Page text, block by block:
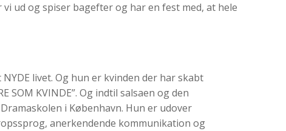
ud og spiser bagefter og har en fest med, at hele
livet. Og hun er kvinden der har skabt
SOM KVINDE”. Og indtil salsaen og den
i København. Hun er udover
anerkendende kommunikation og